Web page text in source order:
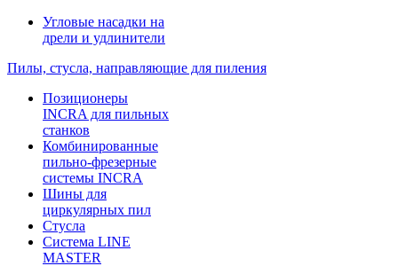
Угловые насадки на
дрели и удлинители
Пилы, стусла, направляющие для пиления
Позиционеры
INCRA для пильных
станков
Комбинированные
пильно-фрезерные
системы INCRA
Шины для
циркулярных пил
Стусла
Система LINE
MASTER